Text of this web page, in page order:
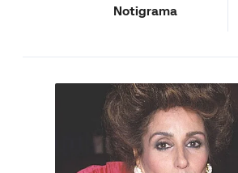
Notigrama